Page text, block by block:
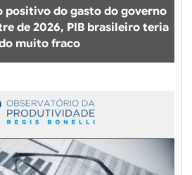
positivo do gasto do governo
de 2026, PIB brasileiro teria
muito fraco